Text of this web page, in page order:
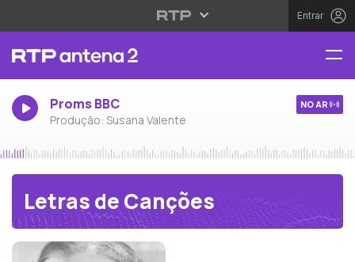
Entrar
Proms BBC
Produção: Susana Valente
NO AR
Letras de Canções